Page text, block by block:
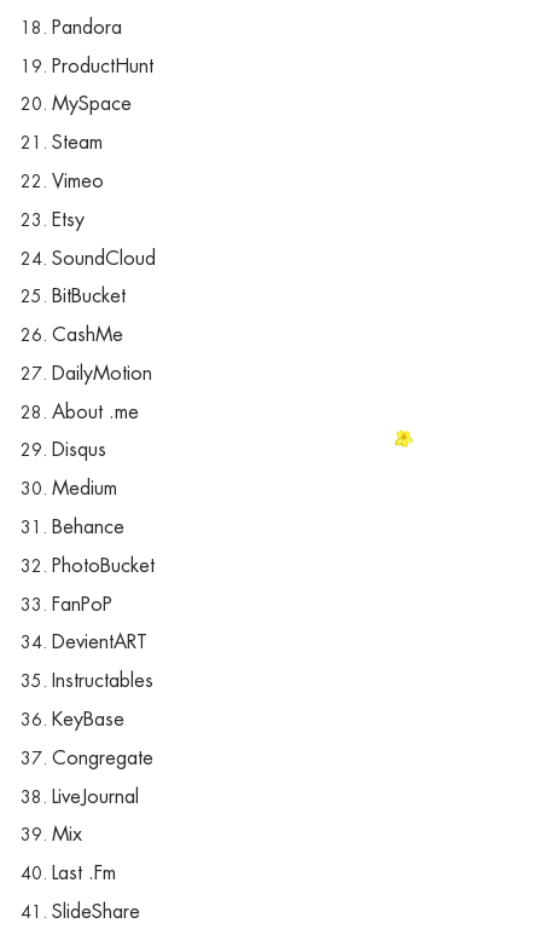
Pandora
ProductHunt
MySpace
Steam
Vimeo
Etsy
SoundCloud
BitBucket
CashMe
DailyMotion
About .me
Disqus
Medium
Behance
PhotoBucket
FanPoP
DevientART
Instructables
KeyBase
Congregate
LiveJournal
Mix
Last .Fm
SlideShare